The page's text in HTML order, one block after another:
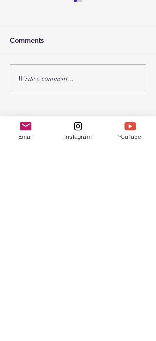
2026年 受难节和复活节聚
会
Comments
Write a comment...
Chinese Bible
Church of Greater
Nashua
Email Instagram YouTube